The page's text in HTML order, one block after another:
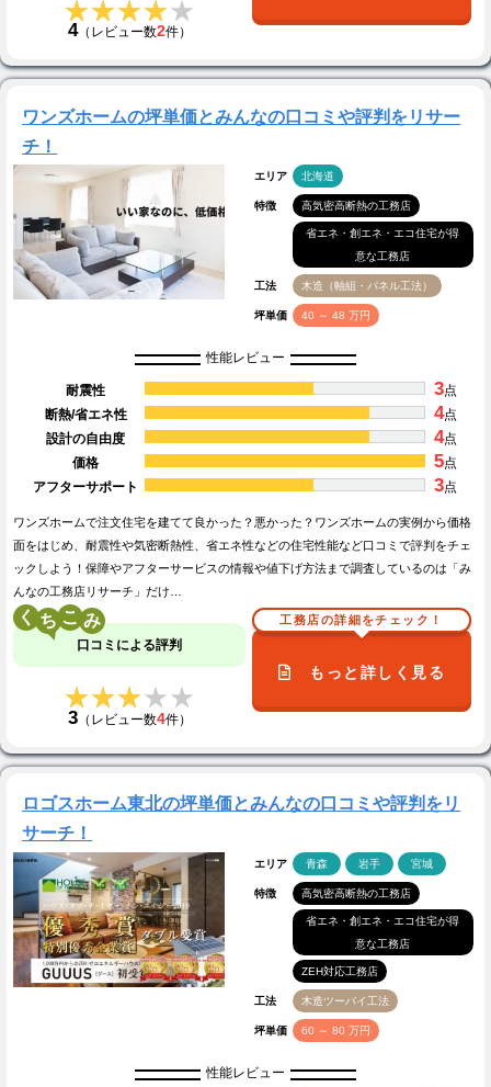
★★★★★
★★★★★
4（レビュー数2件）
ワンズホームの坪単価とみんなの口コミや評判をリサー
チ！
エリア 北海道
特徴 高気密高断熱の工務店
省エネ・創エネ・エコ住宅が得
意な工務店
工法 木造（軸組・パネル工法）
坪単価 40 ～ 48 万円
性能レビュー
耐震性 3点
断熱/省エネ性
4点
設計の自由度
4点
価格
5点
アフターサポート
3点
ワンズホームで注文住宅を建てて良かった？悪かった？ワンズホームの実例から価格
面をはじめ、耐震性や気密断熱性、省エネ性などの住宅性能など口コミで評判をチェ
ックしよう！保障やアフターサービスの情報や値下げ方法まで調査しているのは「み
んなの工務店リサーチ」だけ…
く こ
口コミによる評判
★★★★★
★★★★★
3（レビュー数4件）
工務店の詳細をチェック！
もっと詳しく見る
ロゴスホーム東北の坪単価とみんなの口コミや評判をリ
サーチ！
エリア 青森 岩手 宮城
特徴 高気密高断熱の工務店
省エネ・創エネ・エコ住宅が得
意な工務店
ZEH対応工務店
工法 木造ツーバイ工法
坪単価 60 ～ 80 万円
性能レビュー